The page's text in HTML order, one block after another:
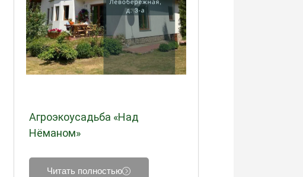
Агроэкоусадьба «Над
Нёманом»
Читать полностью